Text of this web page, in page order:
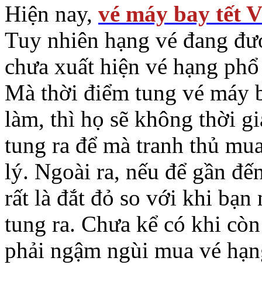
Hiện nay, vé máy bay tết
Tuy nhiên hạng vé đang
chưa xuất hiện vé hạng
Mà thời điểm tung vé
làm, thì họ sẽ không thời
tung ra để mà tranh thủ
lý. Ngoài ra, nếu để gần
rất là đắt đỏ so với khi bạn
tung ra. Chưa kể có khi
phải ngậm ngùi mua vé